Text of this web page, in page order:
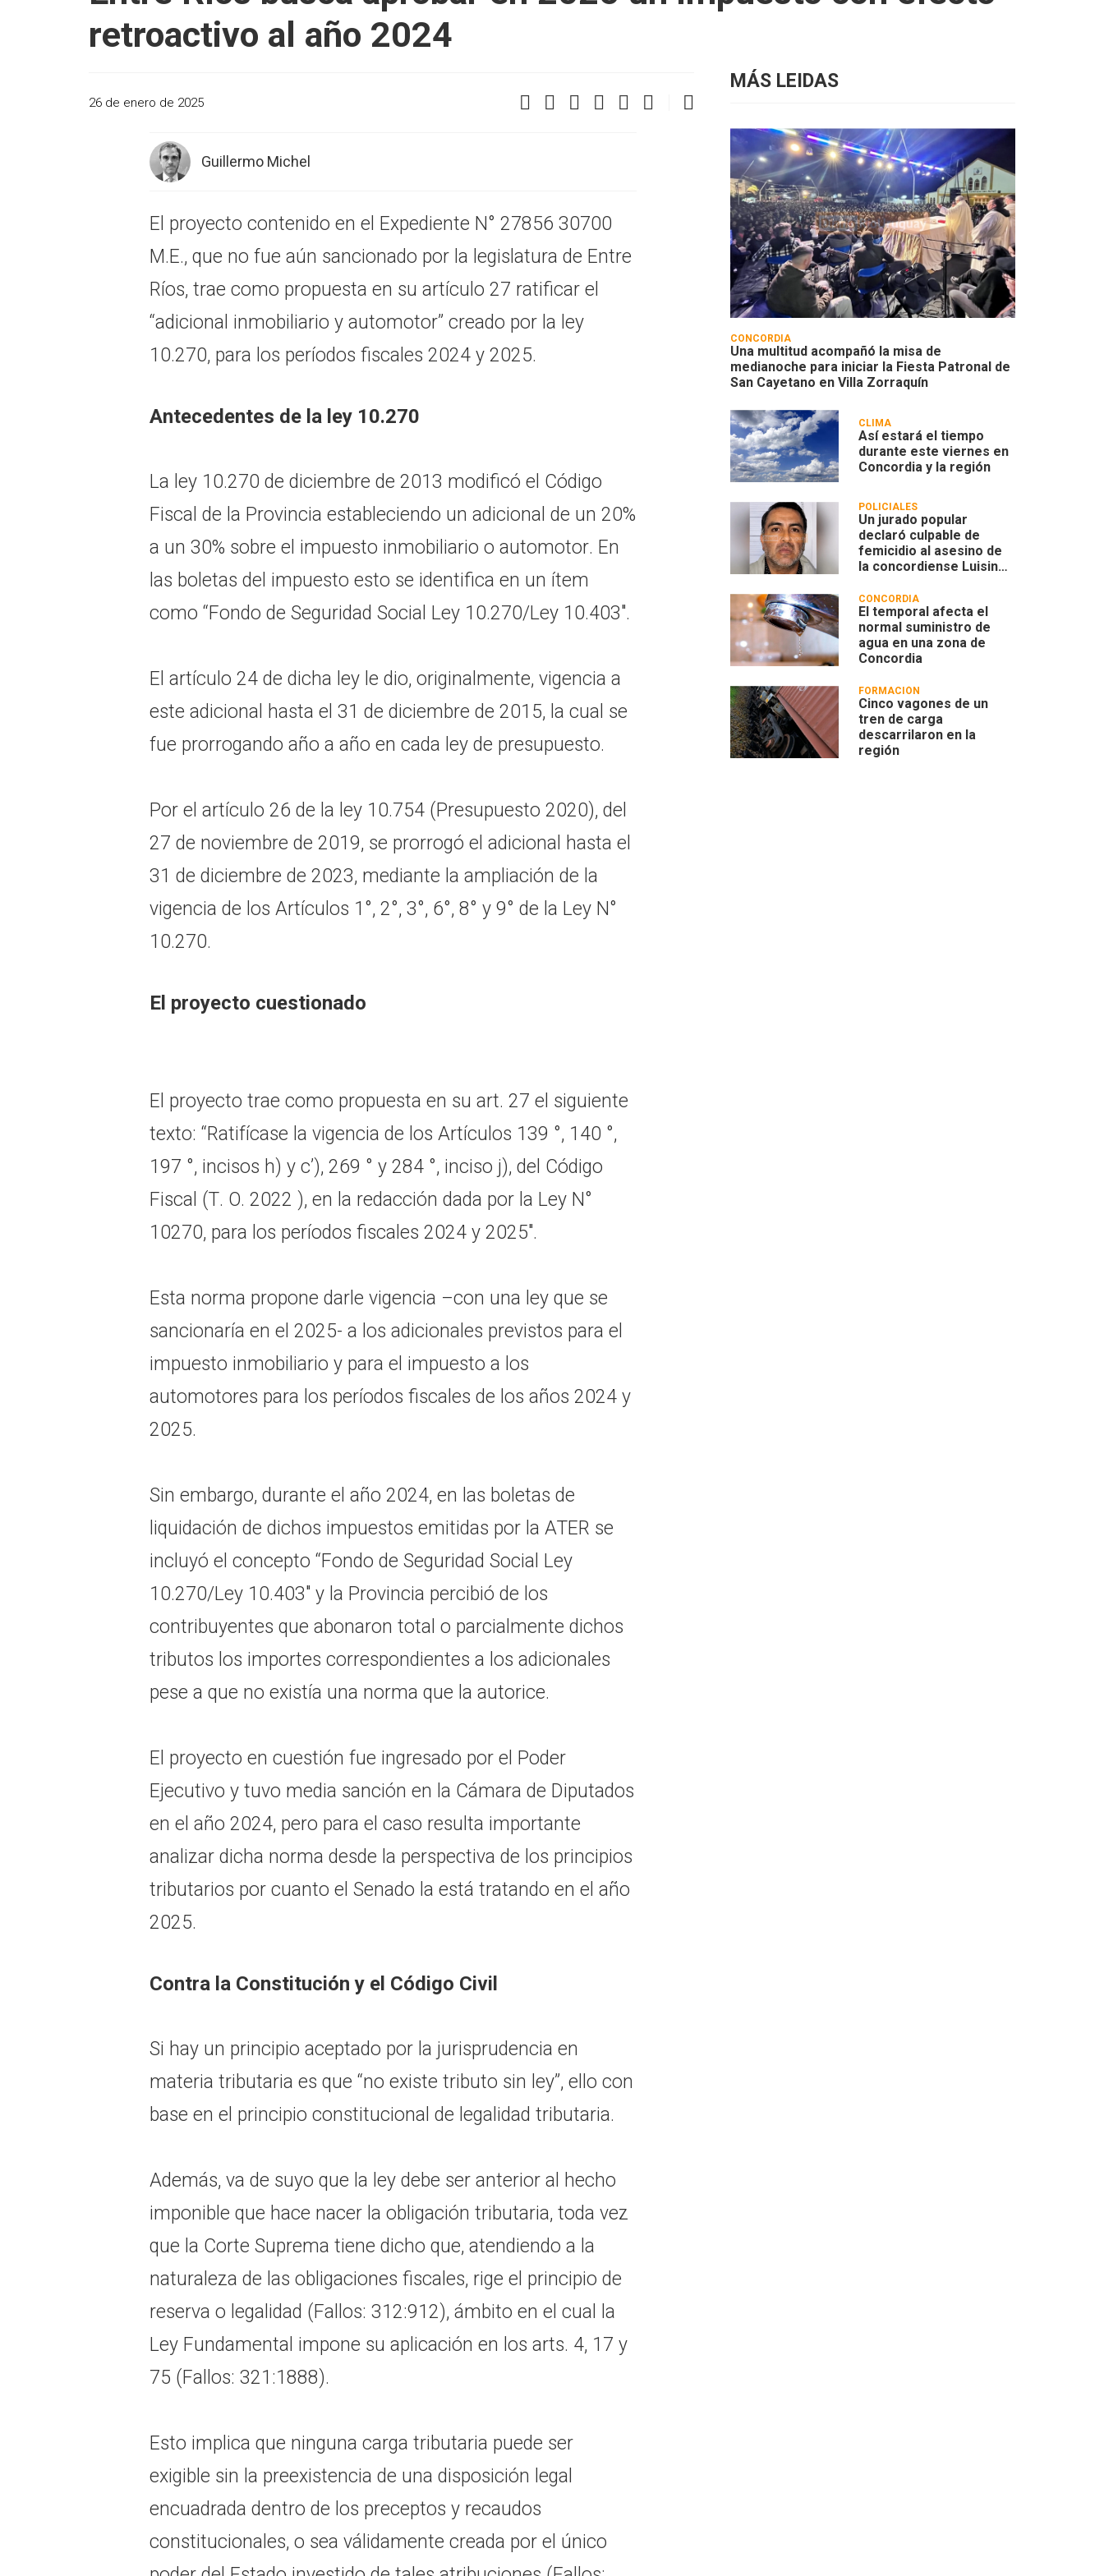
retroactivo al año 2024
26 de enero de 2025
Guillermo Michel
El proyecto contenido en el Expediente N° 27856 30700
M.E., que no fue aún sancionado por la legislatura de Entre
Ríos, trae como propuesta en su artículo 27 ratificar el
“adicional inmobiliario y automotor” creado por la ley
10.270, para los períodos fiscales 2024 y 2025.
Antecedentes de la ley 10.270
La ley 10.270 de diciembre de 2013 modificó el Código
Fiscal de la Provincia estableciendo un adicional de un 20%
a un 30% sobre el impuesto inmobiliario o automotor. En
las boletas del impuesto esto se identifica en un ítem
como “Fondo de Seguridad Social Ley 10.270/Ley 10.403″.
El artículo 24 de dicha ley le dio, originalmente, vigencia a
este adicional hasta el 31 de diciembre de 2015, la cual se
fue prorrogando año a año en cada ley de presupuesto.
Por el artículo 26 de la ley 10.754 (Presupuesto 2020), del
27 de noviembre de 2019, se prorrogó el adicional hasta el
31 de diciembre de 2023, mediante la ampliación de la
vigencia de los Artículos 1°, 2°, 3°, 6°, 8° y 9° de la Ley N°
10.270.
El proyecto cuestionado
El proyecto trae como propuesta en su art. 27 el siguiente
texto: “Ratifícase la vigencia de los Artículos 139 °, 140 °,
197 °, incisos h) y c’), 269 ° y 284 °, inciso j), del Código
Fiscal (T. O. 2022 ), en la redacción dada por la Ley N°
10270, para los períodos fiscales 2024 y 2025″.
Esta norma propone darle vigencia –con una ley que se
sancionaría en el 2025- a los adicionales previstos para el
impuesto inmobiliario y para el impuesto a los
automotores para los períodos fiscales de los años 2024 y
2025.
Sin embargo, durante el año 2024, en las boletas de
liquidación de dichos impuestos emitidas por la ATER se
incluyó el concepto “Fondo de Seguridad Social Ley
10.270/Ley 10.403″ y la Provincia percibió de los
contribuyentes que abonaron total o parcialmente dichos
tributos los importes correspondientes a los adicionales
pese a que no existía una norma que la autorice.
El proyecto en cuestión fue ingresado por el Poder
Ejecutivo y tuvo media sanción en la Cámara de Diputados
en el año 2024, pero para el caso resulta importante
analizar dicha norma desde la perspectiva de los principios
tributarios por cuanto el Senado la está tratando en el año
2025.
Contra la Constitución y el Código Civil
Si hay un principio aceptado por la jurisprudencia en
materia tributaria es que “no existe tributo sin ley”, ello con
base en el principio constitucional de legalidad tributaria.
Además, va de suyo que la ley debe ser anterior al hecho
imponible que hace nacer la obligación tributaria, toda vez
que la Corte Suprema tiene dicho que, atendiendo a la
naturaleza de las obligaciones fiscales, rige el principio de
reserva o legalidad (Fallos: 312:912), ámbito en el cual la
Ley Fundamental impone su aplicación en los arts. 4, 17 y
75 (Fallos: 321:1888).
Esto implica que ninguna carga tributaria puede ser
exigible sin la preexistencia de una disposición legal
encuadrada dentro de los preceptos y recaudos
constitucionales, o sea válidamente creada por el único
MÁS LEIDAS
CONCORDIA
Una multitud acompañó la misa de
medianoche para iniciar la Fiesta Patronal de
San Cayetano en Villa Zorraquín
CLIMA
Así estará el tiempo
durante este viernes en
Concordia y la región
POLICIALES
Un jurado popular
declaró culpable de
femicidio al asesino de
la concordiense Luisina
CONCORDIA
El temporal afecta el
normal suministro de
agua en una zona de
Concordia
FORMACIÓN
Cinco vagones de un
tren de carga
descarrilaron en la
región